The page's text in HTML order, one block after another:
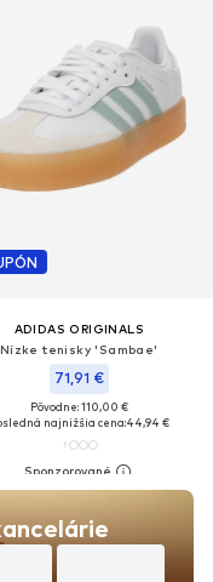
ADIDAS ORIGINALS
Nízke tenisky 'Sambae'
71,91 €
Pôvodne: 110,00 €
najnižšia cena:44,94 €